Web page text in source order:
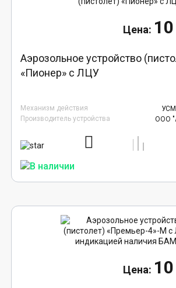
Аэрозольное устройство
«Пионер» с ЛЦУ
Механизм действия
УСМ
Производитель устройства
ООО